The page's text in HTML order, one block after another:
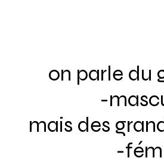
on parle du
-
mais des
-